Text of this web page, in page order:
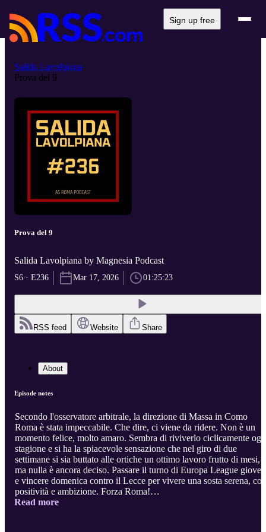
Sign up free
Salida Lavolpiana
Prova del 9
Prova del 9
Salida Lavolpiana by Magnesia Podcast
S6 · E236 Mar 17, 2026 01:25:23
RSS feed Website Share
About
Episode notes
Secondo l'osservatore arbitrale, la direzione di Massa in Como
Roma è stata impeccabile. Che dire, ci viene da ridere. Non è un
momento felice, molto amaro. Sembra di riviverlo ciclicamente
stagione e si ha la spiacevole sensazione che nel giro di due
settimane si sia buttato alle ortiche un ottimo lavoro frutto di mesi,
ma nulla è ancora deciso. Passare il turno di Europa League
e vincere domenica contro il Lecce per vivere una sosta serena, con
positività e ambizione. Forza Roma!
.
Read more